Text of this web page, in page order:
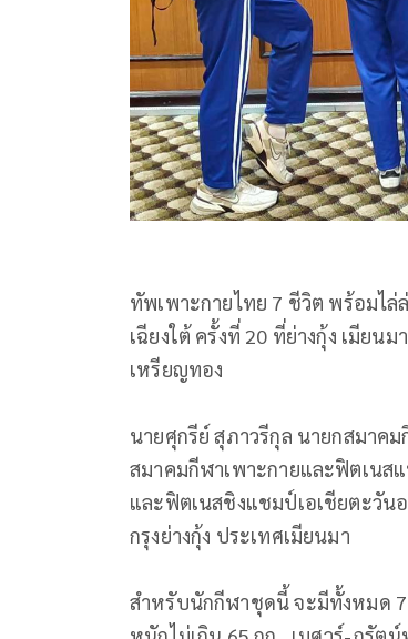
ทัพเพาะกายไทย 7 ชีวิต พร้อมไ
เฉียงใต้ ครั้งที่ 20 ที่ย่างกุ้ง เมียน
เหรียญทอง
นายศุกรีย์ สุภาวรีกุล นายกสมาค
สมาคมกีฬาเพาะกายและฟิตเนส
และฟิตเนสชิงแชมป์เอเชียตะวัน
กรุงย่างกุ้ง ประเทศเมียนมา
สำหรับนักกีฬาชุดนี้ จะมีทั้งหมด 7